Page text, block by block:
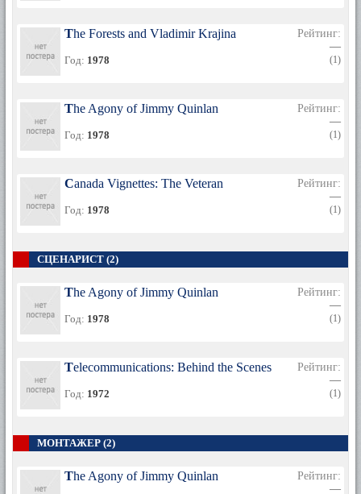
The Forests and Vladimir Krajina
Год: 1978
Рейтинг:
—
(1)
The Agony of Jimmy Quinlan
Год: 1978
Рейтинг:
—
(1)
Canada Vignettes: The Veteran
Год: 1978
Рейтинг:
—
(1)
СЦЕНАРИСТ (2)
The Agony of Jimmy Quinlan
Год: 1978
Рейтинг:
—
(1)
Telecommunications: Behind the Scenes
Год: 1972
Рейтинг:
—
(1)
МОНТАЖЕР (2)
The Agony of Jimmy Quinlan
Рейтинг:
—